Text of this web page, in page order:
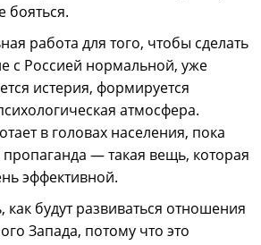
бояться.
работа для того, чтобы сделать
с Россией нормальной, уже
истерия, формируется
атмосфера.
в головах населения, пока
пропаганда — такая вещь, которая
эффективной.
будут развиваться отношения
Запада, потому что это